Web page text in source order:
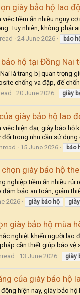
giày bảo hộ lao
tiềm ẩn nhiều nguy
Tuy nhiên, không phải
24 June 2026 bảo
hộ tại Đồng Nai
là trang bị quan trọng
chống va đập, đế
20 June 2026 giày
giày bảo hộ lao
hiện đại, giày bảo hộ
đổi trong nhu cầu sử
15 June 2026 bảo
giày bảo hộ
nghiệp tiềm ẩn nhiều rủi
bảo an toàn, giảm
2026 giày bảo hộ giày
giày bảo hộ mùa
nghiệt khiến người lao
cần thiết giúp bảo vệ
13 June 2026 giày
của giày bảo hộ
hiện nay, giày bảo